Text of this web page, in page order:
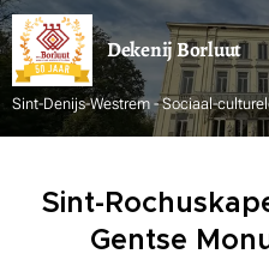
DekenijBorluut
Sint-Denijs-Westrem - Sociaal-
Sint-
Gentse